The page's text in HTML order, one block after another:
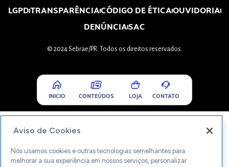
LGPDTRANSPARÊNCIACÓDIGO DE ÉTICAOUVIDORIA
DENÚNCIASAC
© 2024 Sebrae/PR. Todos os direitos reservados.
INICIO CONTEÚDOS LOJA CONTATO
Aviso de Cookies
Nós usamos cookies e outras tecnologias semelhantes para
melhorar a sua experiência em nossos serviços, personalizar